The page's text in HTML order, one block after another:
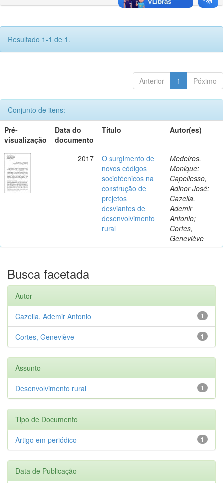
Resultado 1-1 de 1.
Anterior 1 Póximo
Conjunto de itens:
Pré-
visualização
Data do
documento
Título Autor(es)
2017
O surgimento de
novos códigos
sociotécnicos na
construção de
projetos
desviantes de
desenvolvimento
rural
Medeiros,
Monique;
Capellesso,
Adinor José;
Cazella,
Ademir
Antonio;
Cortes,
Geneviève
Busca facetada
Autor
1
Cazella, Ademir Antonio
1
Cortes, Geneviève
Assunto
1
Desenvolvimento rural
Tipo de Documento
1
Artigo em periódico
Data de Publicação